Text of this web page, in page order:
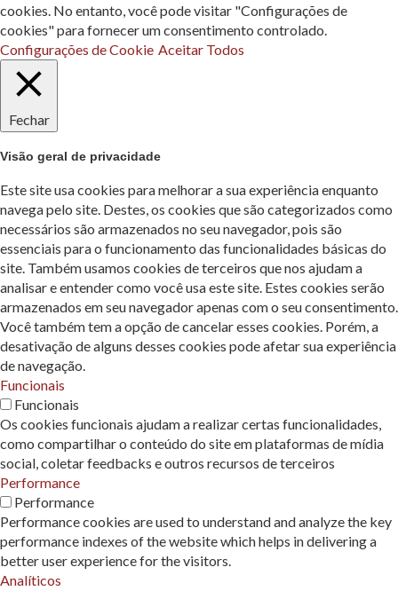
cookies. No entanto, você pode visitar "Configurações de
cookies" para fornecer um consentimento controlado.
Configurações de Cookie Aceitar Todos
Fechar
Visão geral de privacidade
Este site usa cookies para melhorar a sua experiência enquanto
navega pelo site. Destes, os cookies que são categorizados como
necessários são armazenados no seu navegador, pois são
essenciais para o funcionamento das funcionalidades básicas do
site. Também usamos cookies de terceiros que nos ajudam a
analisar e entender como você usa este site. Estes cookies serão
armazenados em seu navegador apenas com o seu consentimento.
Você também tem a opção de cancelar esses cookies. Porém, a
desativação de alguns desses cookies pode afetar sua experiência
de navegação.
Funcionais
Funcionais
Os cookies funcionais ajudam a realizar certas funcionalidades,
como compartilhar o conteúdo do site em plataformas de mídia
social, coletar feedbacks e outros recursos de terceiros
Performance
Performance
Performance cookies are used to understand and analyze the key
performance indexes of the website which helps in delivering a
better user experience for the visitors.
Analíticos